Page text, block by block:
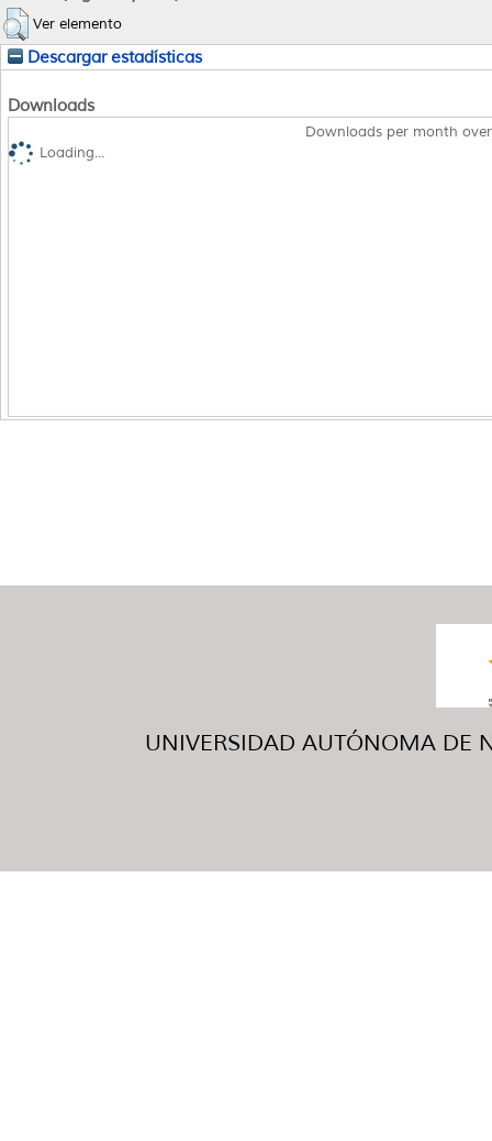
Ver elemento
Descargar estadísticas
Downloads
Downloads per month
Loading...
UNIVERSIDAD AUTÓNOMA DE